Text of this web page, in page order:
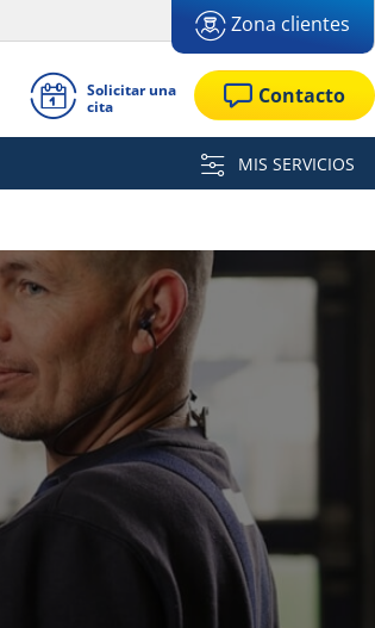
Zona clientes
Solicitar una
cita
Contacto
MIS SERVICIOS